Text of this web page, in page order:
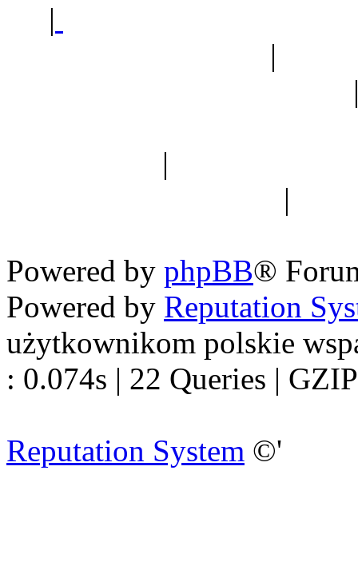
|
|
|
|
Powered by phpBB®
Powered by Reputation
użytkownikom polskie
: 0.074s | 22 Queries |
Reputation System ©'